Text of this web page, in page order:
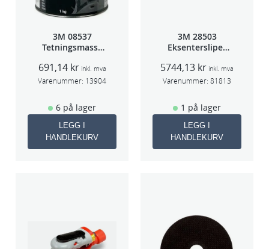
3M 08537
Tetningsmasse
691,14 kr inkl. mva
Varenummer: 13904
6 på lager
LEGG I
HANDLEKURV
3M 28503
Eksentersliper
5mm slag
75mm
5744,13 kr inkl. mva
Varenummer: 81813
1 på lager
LEGG I
HANDLEKURV